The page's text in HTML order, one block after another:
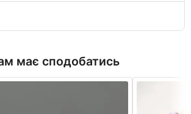
має сподобатись